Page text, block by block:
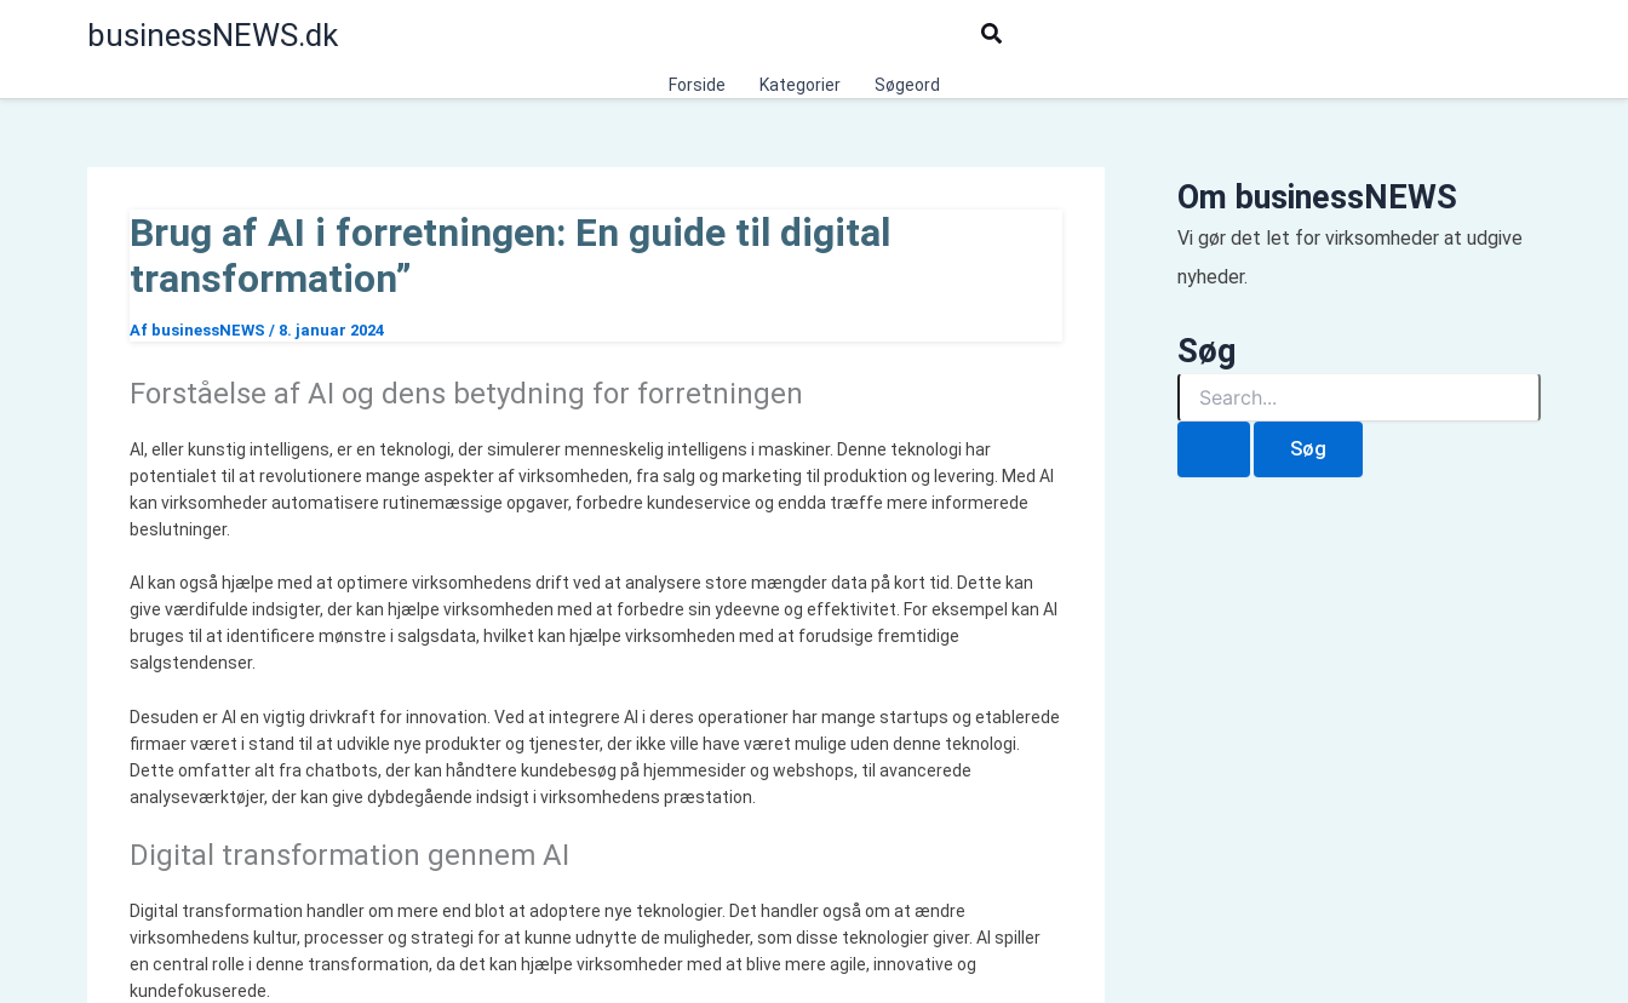
businessNEWS.dk Søg
Forside Kategorier Søgeord
Brug af AI i forretningen: En guide til digital
transformation”
Af businessNEWS / 8. januar 2024
Forståelse af AI og dens betydning for forretningen
AI, eller kunstig intelligens, er en teknologi, der simulerer menneskelig intelligens i maskiner. Denne teknologi har
potentialet til at revolutionere mange aspekter af virksomheden, fra salg og marketing til produktion og levering. Med AI
kan virksomheder automatisere rutinemæssige opgaver, forbedre kundeservice og endda træffe mere informerede
beslutninger.
AI kan også hjælpe med at optimere virksomhedens drift ved at analysere store mængder data på kort tid. Dette kan
give værdifulde indsigter, der kan hjælpe virksomheden med at forbedre sin ydeevne og effektivitet. For eksempel kan AI
bruges til at identificere mønstre i salgsdata, hvilket kan hjælpe virksomheden med at forudsige fremtidige
salgstendenser.
Desuden er AI en vigtig drivkraft for innovation. Ved at integrere AI i deres operationer har mange startups og etablerede
firmaer været i stand til at udvikle nye produkter og tjenester, der ikke ville have været mulige uden denne teknologi.
Dette omfatter alt fra chatbots, der kan håndtere kundebesøg på hjemmesider og webshops, til avancerede
analyseværktøjer, der kan give dybdegående indsigt i virksomhedens præstation.
Digital transformation gennem AI
Digital transformation handler om mere end blot at adoptere nye teknologier. Det handler også om at ændre
virksomhedens kultur, processer og strategi for at kunne udnytte de muligheder, som disse teknologier giver. AI spiller
en central rolle i denne transformation, da det kan hjælpe virksomheder med at blive mere agile, innovative og
kundefokuserede.
Om businessNEWS
Vi gør det let for virksomheder at udgive
nyheder.
Søg
f